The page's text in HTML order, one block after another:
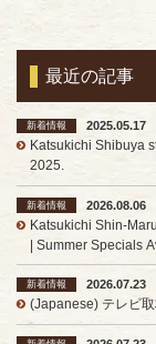
最近の記事
新着情報
2025.05.17
Katsukichi Shibuya
2025.
新着情報
2026.08.06
Katsukichi Shin-
| Summer Specials
新着情報
2026.07.23
(Japanese) テレビ取